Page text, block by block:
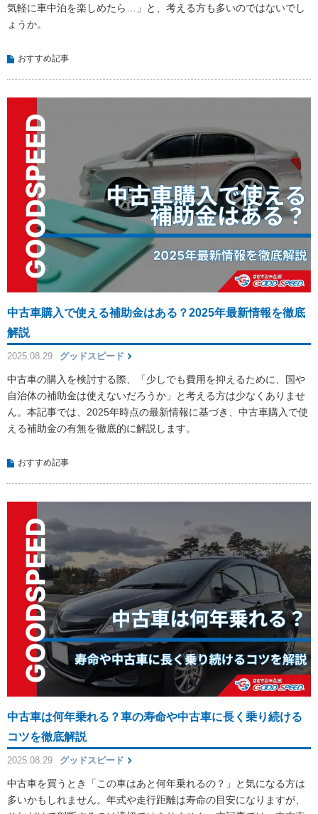
気軽に車中泊を楽しめたら…」と、考える方も多いのではないでし
ょうか。
おすすめ記事
中古車購入で使える補助金はある？2025年最新情報を徹底
解説
2025.08.29 グッドスピード
中古車の購入を検討する際、「少しでも費用を抑えるために、国や
自治体の補助金は使えないだろうか」と考える方は少なくありませ
ん。本記事では、2025年時点の最新情報に基づき、中古車購入で使
える補助金の有無を徹底的に解説します。
おすすめ記事
中古車は何年乗れる？車の寿命や中古車に長く乗り続ける
コツを徹底解説
2025.08.29 グッドスピード
中古車を買うとき「この車はあと何年乗れるの？」と気になる方は
多いかもしれません。年式や走行距離は寿命の目安になりますが、